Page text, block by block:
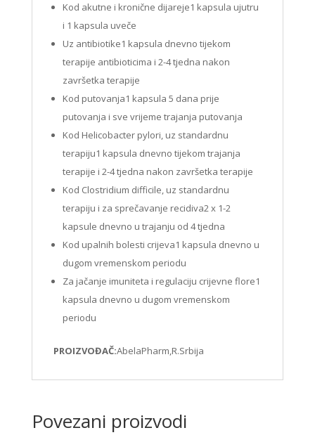
Kod akutne i kronične dijareje1 kapsula ujutru
i 1 kapsula uveče
Uz antibiotike1 kapsula dnevno tijekom
terapije antibioticima i 2-4 tjedna nakon
završetka terapije
Kod putovanja1 kapsula 5 dana prije
putovanja i sve vrijeme trajanja putovanja
Kod Helicobacter pylori, uz standardnu
terapiju1 kapsula dnevno tijekom trajanja
terapije i 2-4 tjedna nakon završetka terapije
Kod Clostridium difficile, uz standardnu
terapiju i za sprečavanje recidiva2 x 1-2
kapsule dnevno u trajanju od 4 tjedna
Kod upalnih bolesti crijeva1 kapsula dnevno u
dugom vremenskom periodu
Za jačanje imuniteta i regulaciju crijevne flore1
kapsula dnevno u dugom vremenskom
periodu
PROIZVOĐAČ:AbelaPharm,R.Srbija
Povezani proizvodi